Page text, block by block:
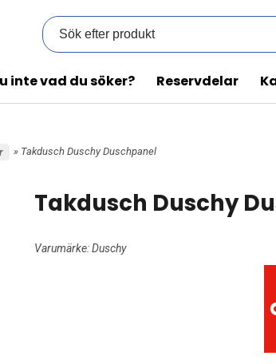
inte vad du söker? Reservdelar
» Takdusch Duschy Duschpanel
Takdusch Duschy
Varumärke:Duschy